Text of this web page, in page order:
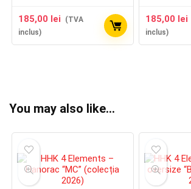
185,00 lei
(TVA
inclus)
185,00 lei
inclus)
You may also like…